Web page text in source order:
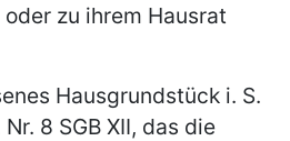
zu ihrem Hausrat
Hausgrundstück i. S.
8 SGB XII, das die